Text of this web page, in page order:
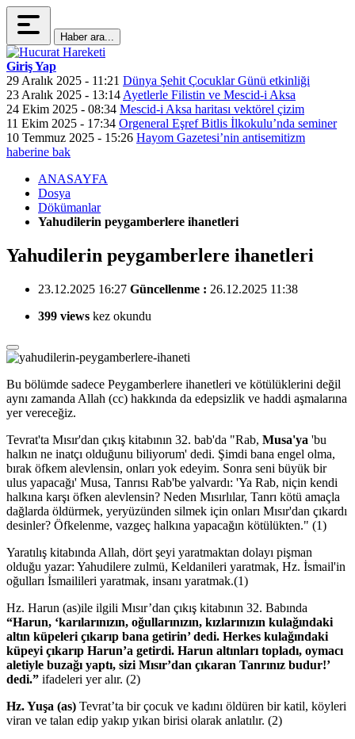
Haber ara...
Giriş Yap
29 Aralık 2025 - 11:21 Dünya Şehit Çocuklar Günü etkinliği
23 Aralık 2025 - 13:14 Ayetlerle Filistin ve Mescid-i Aksa
24 Ekim 2025 - 08:34 Mescid-i Aksa haritası vektörel çizim
11 Ekim 2025 - 17:34 Orgeneral Eşref Bitlis İlkokulu’nda seminer
10 Temmuz 2025 - 15:26 Hayom Gazetesi’nin antisemitizm
haberine bak
ANASAYFA
Dosya
Dökümanlar
Yahudilerin peygamberlere ihanetleri
Yahudilerin peygamberlere ihanetleri
23.12.2025 16:27 Güncellenme : 26.12.2025 11:38
399 views kez okundu
Bu bölümde sadece Peygamberlere ihanetleri ve kötülüklerini değil
aynı zamanda Allah (cc) hakkında da edepsizlik ve haddi aşmalarına
yer vereceğiz.
Tevrat'ta Mısır'dan çıkış kitabının 32. bab'da "Rab, Musa'ya 'bu
halkın ne inatçı olduğunu biliyorum' dedi. Şimdi bana engel olma,
bırak öfkem alevlensin, onları yok edeyim. Sonra seni büyük bir
ulus yapacağı' Musa, Tanrısı Rab'be yalvardı: 'Ya Rab, niçin kendi
halkına karşı öfken alevlensin? Neden Mısırlılar, Tanrı kötü amaçla
dağlarda öldürmek, yeryüzünden silmek için onları Mısır'dan çıkardı
desinler? Öfkelenme, vazgeç halkına yapacağın kötülükten." (1)
Yaratılış kitabında Allah, dört şeyi yaratmaktan dolayı pişman
olduğu yazar: Yahudilere zulmü, Keldanileri yaratmak, Hz. İsmail'in
oğulları İsmailileri yaratmak, insanı yaratmak.(1)
Hz. Harun (as)ile ilgili Mısır’dan çıkış kitabının 32. Babında
“Harun, ‘karılarınızın, oğullarınızın, kızlarınızın kulağındaki
altın küpeleri çıkarıp bana getirin’ dedi. Herkes kulağındaki
küpeyi çıkarıp Harun’a getirdi. Harun altınları topladı, oymacı
aletiyle buzağı yaptı, sizi Mısır’dan çıkaran Tanrınız budur!’
dedi.” ifadeleri yer alır. (2)
Hz. Yuşa (as) Tevrat’ta bir çocuk ve kadını öldüren bir katil, köyleri
viran ve talan edip yakıp yıkan birisi olarak anlatılır. (2)